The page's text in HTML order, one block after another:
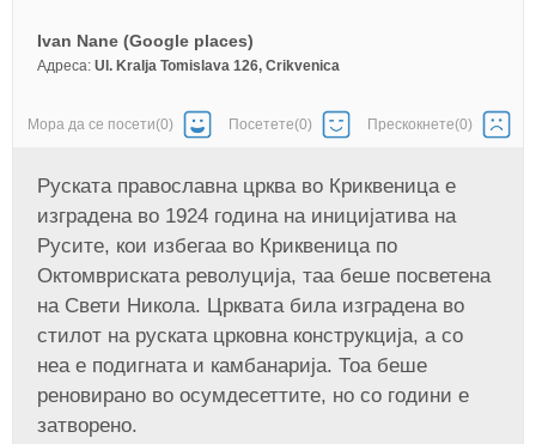
Ivan Nane (Google places)
Aдреса: Ul. Kralja Tomislava 126, Crikvenica
Mора да се посети(0) Посетете(0) Прескокнете(0)
Руската православна црква во Криквеница е
изградена во 1924 година на иницијатива на
Русите, кои избегаа во Криквеница по
Октомвриската револуција, таа беше посветена
на Свети Никола. Црквата била изградена во
стилот на руската црковна конструкција, а со
неа е подигната и камбанарија. Тоа беше
реновирано во осумдесеттите, но со години е
затворено.